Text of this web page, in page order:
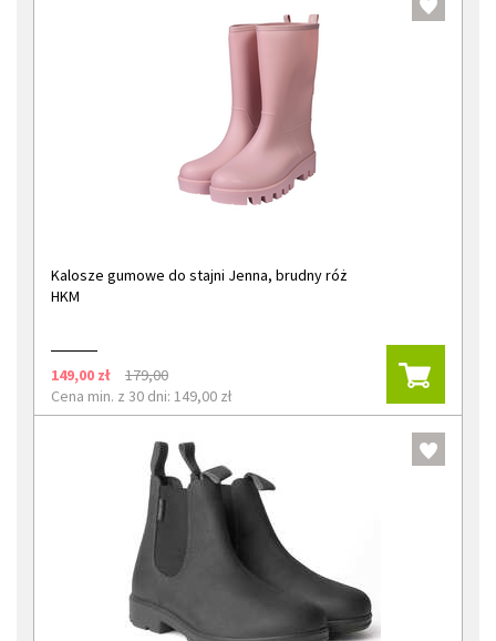
Kalosze gumowe do stajni Jenna, brudny róż
HKM
149,00 zł
179,00
Cena min. z 30 dni: 149,00 zł